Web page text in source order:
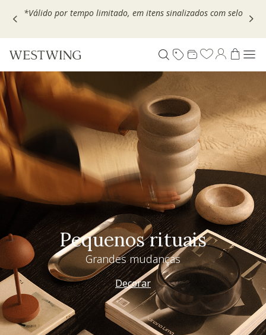
Escolha seu VOUCHER e ganhe até 30% OFF*: useMOVEL30,
Pequenos rituais
Grandes mudanças
Decorar